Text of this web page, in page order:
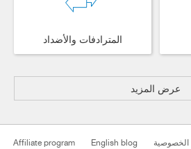
المترادفات والأضداد
عرض المزيد
Affiliate program English blog